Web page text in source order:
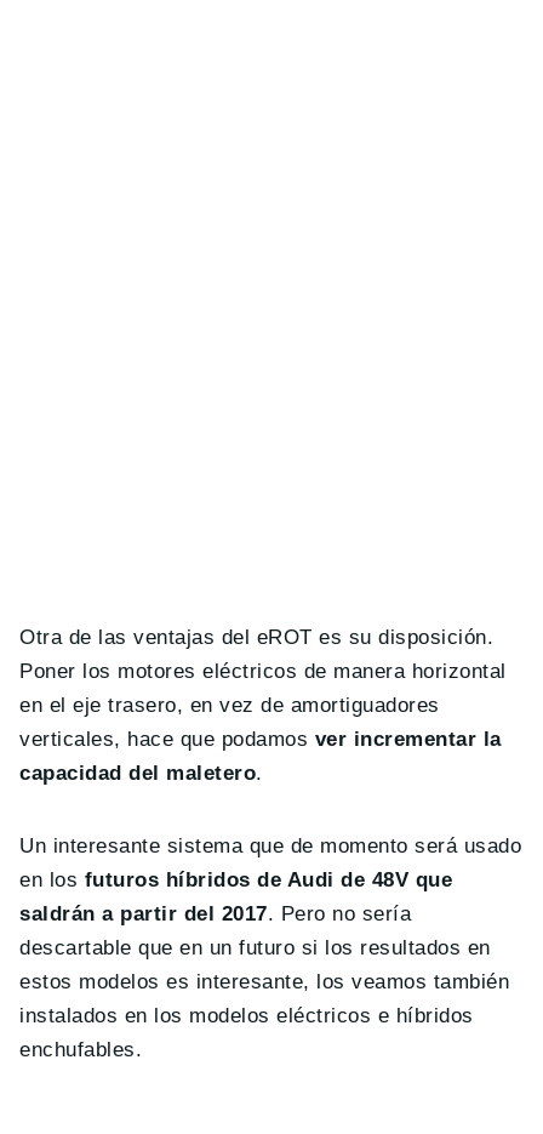
Otra de las ventajas del eROT es su disposición.
Poner los motores eléctricos de manera horizontal
en el eje trasero, en vez de amortiguadores
verticales, hace que podamos ver incrementar la
capacidad del maletero.
Un interesante sistema que de momento será usado
en los futuros híbridos de Audi de 48V que
saldrán a partir del 2017. Pero no sería
descartable que en un futuro si los resultados en
estos modelos es interesante, los veamos también
instalados en los modelos eléctricos e híbridos
enchufables.